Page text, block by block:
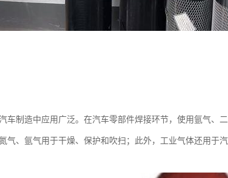
车制造中应用广泛。在汽车零部件焊接环节，使用氩气、
气、氩气用于干燥、保护和吹扫；此外，工业气体还用于